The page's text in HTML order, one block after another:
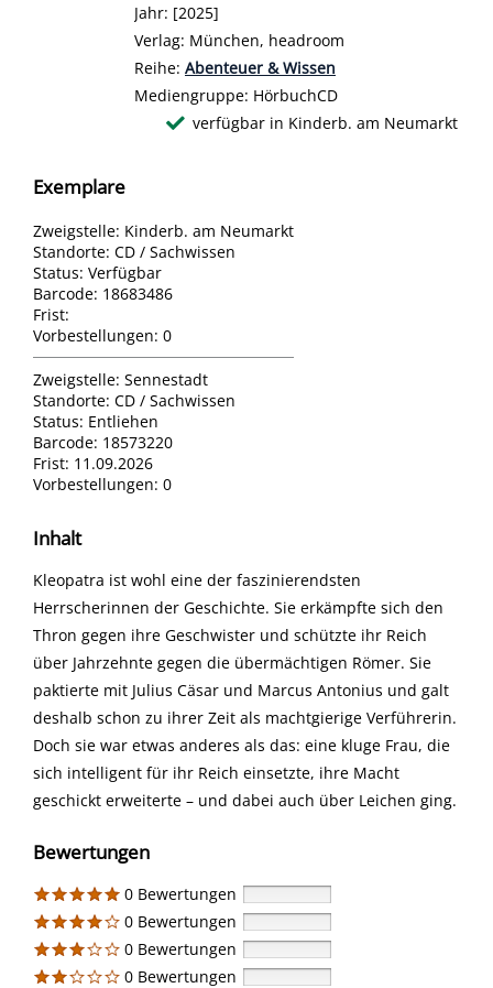
Jahr: [2025]
Verlag: München, headroom
Reihe: Abenteuer & Wissen
Mediengruppe: HörbuchCD
verfügbar in Kinderb. am Neumarkt
Exemplare
Zweigstelle: Kinderb. am Neumarkt
Standorte: CD / Sachwissen
Status: Verfügbar
Barcode: 18683486
Frist:
Vorbestellungen: 0
Zweigstelle: Sennestadt
Standorte: CD / Sachwissen
Status: Entliehen
Barcode: 18573220
Frist: 11.09.2026
Vorbestellungen: 0
Inhalt
Kleopatra ist wohl eine der faszinierendsten
Herrscherinnen der Geschichte. Sie erkämpfte sich den
Thron gegen ihre Geschwister und schützte ihr Reich
über Jahrzehnte gegen die übermächtigen Römer. Sie
paktierte mit Julius Cäsar und Marcus Antonius und galt
deshalb schon zu ihrer Zeit als machtgierige Verführerin.
Doch sie war etwas anderes als das: eine kluge Frau, die
sich intelligent für ihr Reich einsetzte, ihre Macht
geschickt erweiterte – und dabei auch über Leichen ging.
Bewertungen
0 Bewertungen
0 Bewertungen
0 Bewertungen
0 Bewertungen